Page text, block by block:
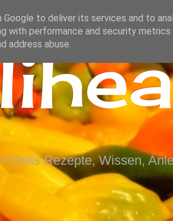
Chilis Rezepte, Wissen,
to deliver its services and to
with performance and security
address abuse.